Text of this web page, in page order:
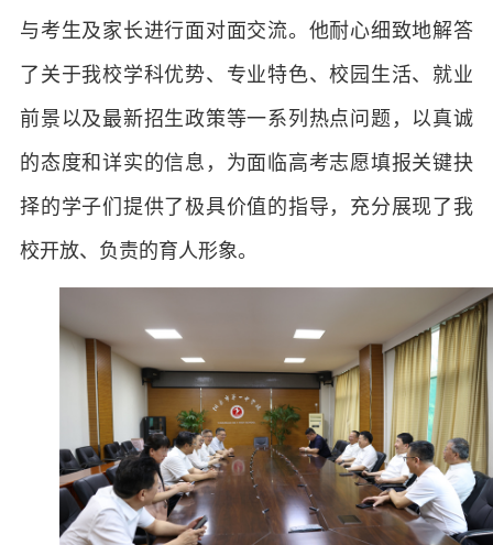
与考生及家长进行面对面交流。他耐心细致地解答
了关于我校学科优势、专业特色、校园生活、就业
前景以及最新招生政策等一系列热点问题，以真诚
的态度和详实的信息，为面临高考志愿填报关键抉
择的学子们提供了极具价值的指导，充分展现了我
校开放、负责的育人形象。